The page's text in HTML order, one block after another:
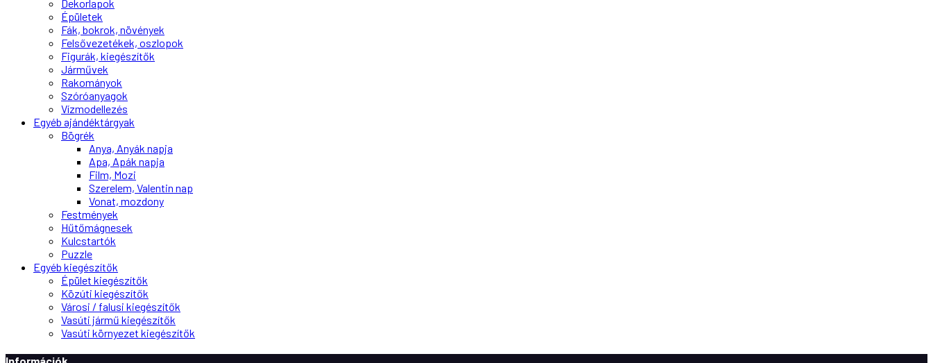
Dekorlapok
Épületek
Fák, bokrok, növények
Felsővezetékek, oszlopok
Figurák, kiegészítők
Járművek
Rakományok
Szóróanyagok
Vízmodellezés
Egyéb ajándéktárgyak
Bögrék
Anya, Anyák napja
Apa, Apák napja
Film, Mozi
Szerelem, Valentin nap
Vonat, mozdony
Festmények
Hűtőmágnesek
Kulcstartók
Puzzle
Egyéb kiegészítők
Épület kiegészítők
Közúti kiegészítők
Városi / falusi kiegészítők
Vasúti jármű kiegészítők
Vasúti környezet kiegészítők